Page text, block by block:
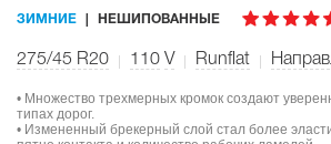
ЗИМНИЕ НЕШИПОВАННЫЕ
275/45 R20 110 V Runflat
• Множество трехмерных кромок создают
типах дорог.
• Измененный брекерный слой стал более